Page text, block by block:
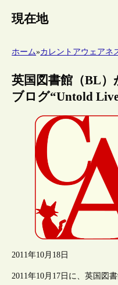
現在地
ホーム»カレントアウェアネ
英国図書館（BL）
ブログ“Untold
2011年10月18日
2011年10月17日に、英国図